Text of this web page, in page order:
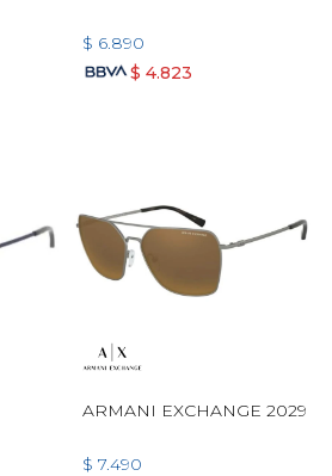
$ 6.890
$ 4.823
ARMANI EXCHANGE 2029
$ 7.490